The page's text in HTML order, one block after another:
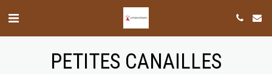
PETITES CANAILLES